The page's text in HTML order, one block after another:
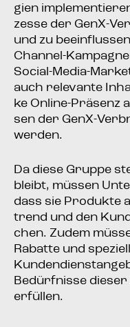
gien
zes­se der GenX-
und zu
Chan­nel-
Social-Media-
auch rele­van­te
ke Online-Prä­senz
sen der GenX-
werden.
Da die­se Grup­pe
bleibt, müs­sen
dass sie Pro­duk­te
trend und den
chen. Zudem
Rabat­te und
Bedürf­nis­se
erfüllen.